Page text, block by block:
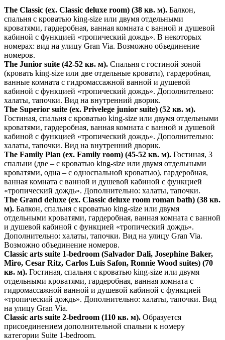
The Classic (ex. Classic deluxe room) (38 кв. м). Балкон,
спальня с кроватью king-size или двумя отдельными
кроватями, гардеробная, ванная комната с ванной и душевой
кабиной с функцией «тропический дождь». В некоторых
номерах: вид на улицу Gran Via. Возможно объединение
номеров.
The Junior suite (42-52 кв. м). Спальня с гостиной зоной
(кровать king-size или две отдельные кровати), гардеробная,
ванные комната с гидромассажной ванной и душевой
кабиной с функцией «тропический дождь». Дополнительно:
халаты, тапочки. Вид на внутренний дворик.
The Superior suite (ex. Privelege junior suite) (52 кв. м).
Гостиная, спальня с кроватью king-size или двумя отдельными
кроватями, гардеробная, ванная комната с ванной и душевой
кабиной с функцией «тропический дождь». Дополнительно:
халаты, тапочки. Вид на внутренний дворик.
The Family Plan (ex. Family room) (45-52 кв. м). Гостиная, 3
спальни (две – с кроватью king-size или двумя отдельными
кроватями, одна – с односпальной кроватью), гардеробная,
ванная комната с ванной и душевой кабиной с функцией
«тропический дождь». Дополнительно: халаты, тапочки.
The Grand deluxe (ex. Classic deluxe room roman bath) (38 кв.
м). Балкон, спальня с кроватью king-size или двумя
отдельными кроватями, гардеробная, ванная комната с ванной
и душевой кабиной с функцией «тропический дождь».
Дополнительно: халаты, тапочки. Вид на улицу Gran Via.
Возможно объединение номеров.
Classic arts suite 1-bedroom (Salvador Dali, Josephine Baker,
Miro, Cesar Ritz, Carlos Luis Safon, Ronnie Wood suites) (70
кв. м). Гостиная, спальня с кроватью king-size или двумя
отдельными кроватями, гардеробная, ванная комната с
гидромассажной ванной и душевой кабиной с функцией
«тропический дождь». Дополнительно: халаты, тапочки. Вид
на улицу Gran Via.
Classic arts suite 2-bedroom (110 кв. м). Образуется
присоединением дополнительной спальни к номеру
категории Suite 1-bedroom.